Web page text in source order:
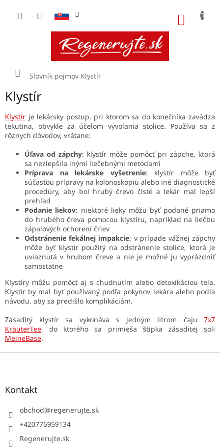
Domov
Slovník pojmov Klystír
Klystír
Klystír je lekársky postup, pri ktorom sa do konečníka zavádza
tekutina, obvykle za účelom vyvolania stolice. Používa sa z
rôznych dôvodov, vrátane:
Úľava od zápchy: klystír môže pomôcť pri zápche, ktorá
sa nezlepšila inými liečebnými metódami
Príprava na lekárske vyšetrenie: klystír môže byť
súčasťou prípravy na kolonoskopiu alebo iné diagnostické
procedúry, aby bol hrubý črevo čisté a lekár mal lepší
prehľad
Podanie liekov: niektoré lieky môžu byť podané priamo
do hrubého čreva pomocou klystíru, napríklad na liečbu
zápalových ochorení čriev
Odstránenie fekálnej impakcie: v prípade vážnej zápchy
môže byť klystír použitý na odstránenie stolice, ktorá je
uviaznutá v hrubom čreve a nie je možné ju vyprázdniť
samostatne
Klystíry môžu pomôcť aj s chudnutím alebo detoxikáciou tela.
Klystír by mal byť používaný podľa pokynov lekára alebo podľa
návodu, aby sa predišlo komplikáciám.
Zásaditý klystír sa vykonáva s jedným litrom čaju 7x7
KräuterTee, do ktorého sa primieša štipka zásaditej soli
MeineBase.
Z
Kontakt
obchod@regenerujte.sk
+420775959134
Regenerujte.sk